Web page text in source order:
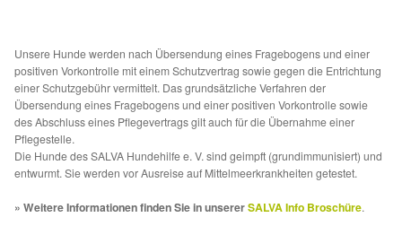
Notnasen in Deutschland
Notnasen noch im Ausland
Notnasen mit Handicap
Wichtige Gedanken vor der Adoption
Unsere Hunde werden nach Übersendung eines Fragebogens und einer
positiven Vorkontrolle mit einem Schutzvertrag sowie gegen die Entrichtung
einer Schutzgebühr vermittelt. Das grundsätzliche Verfahren der
Übersendung eines Fragebogens und einer positiven Vorkontrolle sowie
des Abschluss eines Pflegevertrags gilt auch für die Übernahme einer
Pflegestelle.
Die Hunde des SALVA Hundehilfe e. V. sind geimpft (grundimmunisiert) und
entwurmt. Sie werden vor Ausreise auf Mittelmeerkrankheiten getestet.
» Weitere Informationen finden Sie in unsererSALVA Info Broschüre.